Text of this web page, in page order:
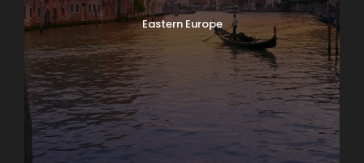
Eastern Europe